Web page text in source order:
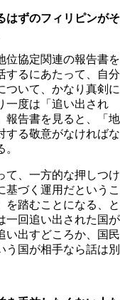
ずのフィリピンがそ
協定関連の報告書を
するにあたって、自分
ついて、かなり真剣に
一度は「追い出され
報告書を見ると、「地
する敬意がなければな
て、一方的な押しつけ
基づく運用だというこ
を踏むことになる、と
一回追い出された国が
い出すどころか、国民
う国が相手なら話は別